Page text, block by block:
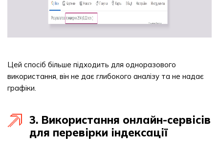
Цей спосіб більше підходить для одноразового
використання, він не дає глибокого аналізу та не надає
графіки.
3. Використання онлайн-сервісів
для перевірки індексації